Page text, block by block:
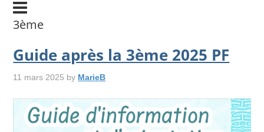
3ème
Guide après la 3ème 2025 PF
11 mars 2025 by MarieB